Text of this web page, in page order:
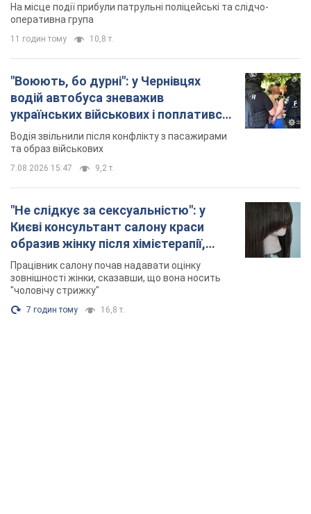
На місце події прибули патрульні поліцейські та слідчо-
оперативна група
11 годин тому 10,8 т.
"Воюють, бо дурні": у Чернівцях
водій автобуса зневажив
українських військових і поплатився.
Відео
Водія звільнили після конфлікту з пасажирами
та образ військових
7.08.2026 15:47 9,2 т.
"Не слідкує за сексуальністю": у
Києві консультант салону краси
образив жінку після хімієтерапії,
розгорівся скандал. Фото
Працівник салону почав надавати оцінку
зовнішності жінки, сказавши, що вона носить
"чоловічу стрижку"
7 годин тому 16,8 т.